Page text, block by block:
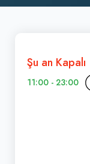
Şu an Kapalı
11:00 - 23:00